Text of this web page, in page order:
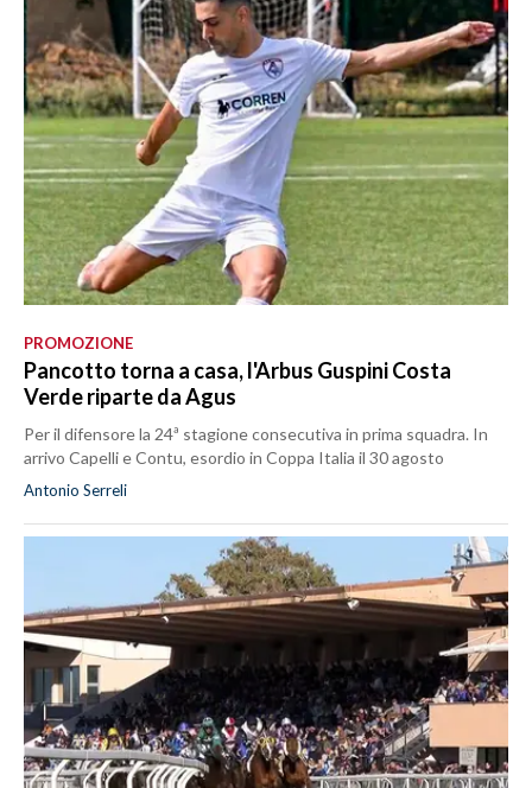
PROMOZIONE
Pancotto torna a casa, l'Arbus Guspini Costa
Verde riparte da Agus
Per il difensore la 24ª stagione consecutiva in prima squadra. In
arrivo Capelli e Contu, esordio in Coppa Italia il 30 agosto
Antonio Serreli